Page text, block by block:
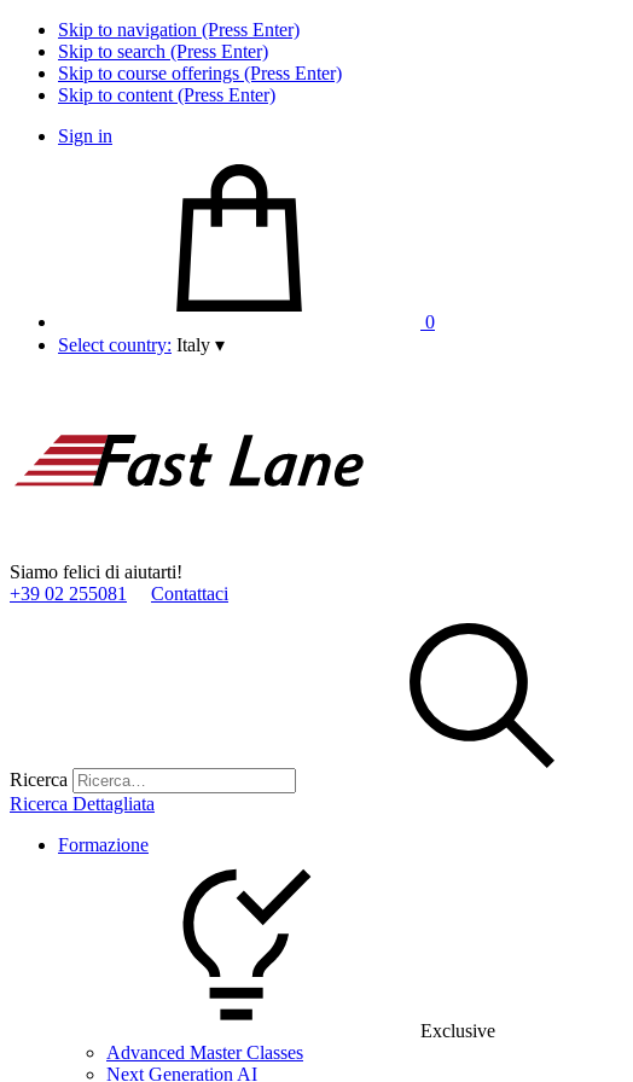
Skip to navigation (Press Enter)
Skip to search (Press Enter)
Skip to course offerings (Press Enter)
Skip to content (Press Enter)
Sign in
0
Select country: Italy ▾
Siamo felici di aiutarti!
+39 02 255081
Contattaci
Ricerca
Ricerca Dettagliata
Formazione
Exclusive
Advanced Master Classes
Next Generation AI